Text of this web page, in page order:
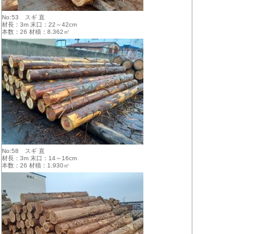
No:53 スギ 直
材長：3m 末口：22～42cm
本数：26 材積：8.362㎥
No:58 スギ 直
材長：3m 末口：14～16cm
本数：26 材積：1.930㎥